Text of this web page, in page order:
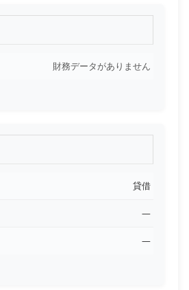
財務データがありません
貸借
―
―